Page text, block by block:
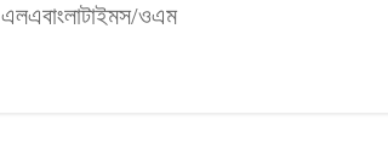
এলএবাংলাটাইমস/ওএম